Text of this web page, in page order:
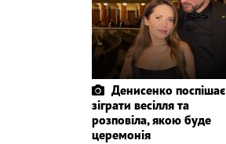
Денисенко поспішає
зіграти весілля та
розповіла, якою буде
церемонія